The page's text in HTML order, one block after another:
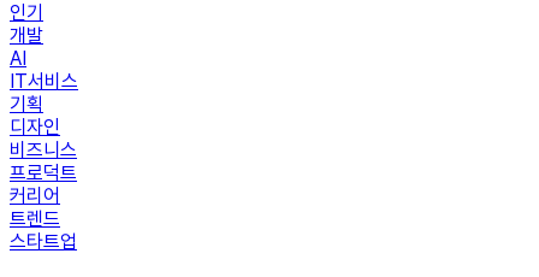
인기
개발
AI
IT서비스
기획
디자인
비즈니스
프로덕트
커리어
트렌드
스타트업